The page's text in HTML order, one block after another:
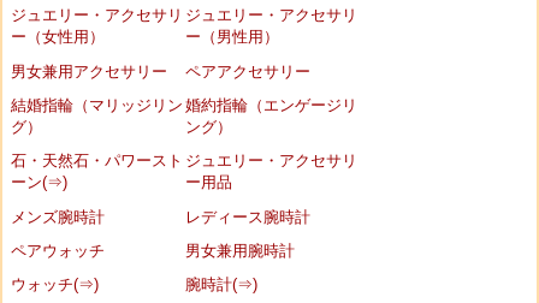
ジュエリー・アクセサリ
ー（女性用）
ジュエリー・アクセサリ
ー（男性用）
男女兼用アクセサリー
ペアアクセサリー
結婚指輪（マリッジリン
グ）
婚約指輪（エンゲージリ
ング）
石・天然石・パワースト
ーン(⇒)
ジュエリー・アクセサリ
ー用品
メンズ腕時計
レディース腕時計
ペアウォッチ
男女兼用腕時計
ウォッチ(⇒)
腕時計(⇒)